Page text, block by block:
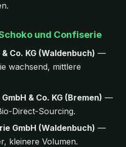
und Confiserie
Co. KG (Waldenbuch) —
wachsend, mittlere
& Co. KG (Bremen) —
Direct-Sourcing.
GmbH (Waldenbuch) —
kleinere Volumen.